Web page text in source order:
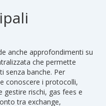
anche approfondimenti su
che permette
senza banche. Per
conoscere i protocolli,
rischi, gas fees e
tra exchange,